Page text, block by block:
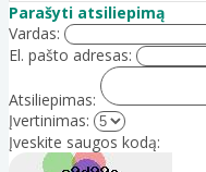
Parašyti atsiliepimą
Vardas:
El. pašto adresas:
Atsiliepimas:
Įvertinimas:
Įveskite saugos kodą: